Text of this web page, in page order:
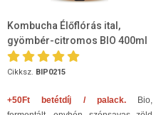
Kombucha Élőflórás ital,
gyömbér-citromos BIO 400ml
Cikksz. BIP0215
+50Ft betétdíj / palack.Bio,